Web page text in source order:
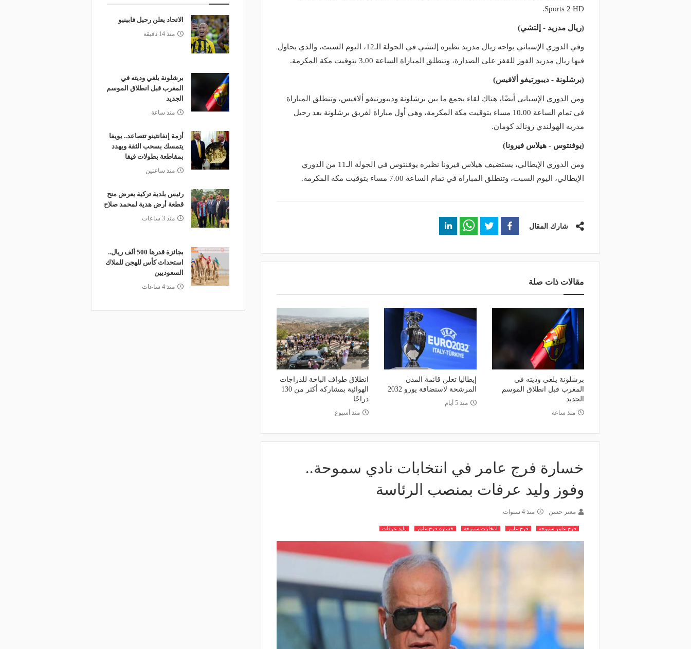
Sports 2 HD.
(ريال مدريد - إلتشي)
وفي الدوري الإسباني يواجه ريال مدريد نظيره إلتشي في الجولة الـ12، اليوم السبت، والذي يحاول
فيها ريال مدريد الفوز للقفز على الصدارة، وتنطلق المباراة الساعة 3.00 بتوقيت مكة المكرمة.
(برشلونة - ديبورتيفو ألافيس)
ومن الدوري الإسباني أيضًا، هناك لقاء يجمع ما بين برشلونة وديبورتيفو ألافيس، وتنطلق المباراة
في تمام الساعة 10.00 مساء بتوقيت مكة المكرمة، وهي أول مباراة لفريق برشلونة بعد رحيل
مدربه الهولندي رونالد كومان.
(يوفنتوس - هيلاس فيرونا)
ومن الدوري الإيطالي، يستضيف هيلاس فيرونا نظيره يوفنتوس في الجولة الـ11 من الدوري
الإيطالي، اليوم السبت، وتنطلق المباراة في تمام الساعة 7.00 مساء بتوقيت مكة المكرمة.
شارك المقال
مقالات ذات صلة
برشلونة يلغي وديته في
المغرب قبل انطلاق الموسم
الجديد
منذ ساعة
إيطاليا تعلن قائمة المدن
المرشحة لاستضافة يورو 2032
منذ 5 أيام
انطلاق طواف الباحة للدراجات
الهوائية بمشاركة أكثر من 130
دراجًا
منذ أسبوع
خسارة فرج عامر في انتخابات نادي سموحة..
وفوز وليد عرفات بمنصب الرئاسة
معتز حسن منذ 4 سنوات
فرج عامر سموحة فرج عامر انتخابات سموحة خسارة فرج عامر وليد عرفات
الاتحاد يعلن رحيل فابينيو
منذ 14 دقيقة
برشلونة يلغي وديته في
المغرب قبل انطلاق الموسم
الجديد
منذ ساعة
أزمة إنفانتينو تتصاعد.. يويفا
يتمسك بسحب الثقة ويهدد
بمقاطعة بطولات فيفا
منذ ساعتين
رئيس بلدية تركية يعرض منح
قطعة أرض هدية لمحمد صلاح
منذ 3 ساعات
بجائزة قدرها 500 ألف ريال..
استحداث كأس للهجن للملاك
السعوديين
منذ 4 ساعات